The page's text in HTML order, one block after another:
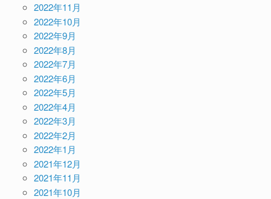
2022年11月
2022年10月
2022年9月
2022年8月
2022年7月
2022年6月
2022年5月
2022年4月
2022年3月
2022年2月
2022年1月
2021年12月
2021年11月
2021年10月